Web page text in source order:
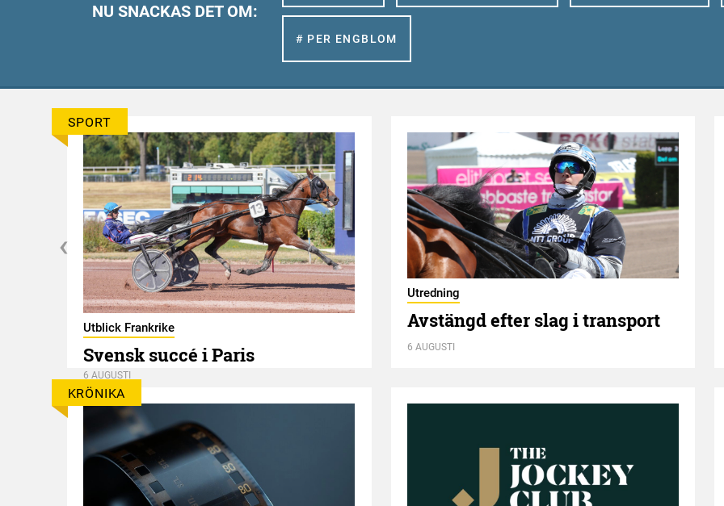
NU SNACKAS DET OM:
# PER ENGBLOM
SPORT
Utblick Frankrike
Svensk succé i Paris
6 AUGUSTI
Utredning
Avstängd efter slag i transport
6 AUGUSTI
KRÖNIKA